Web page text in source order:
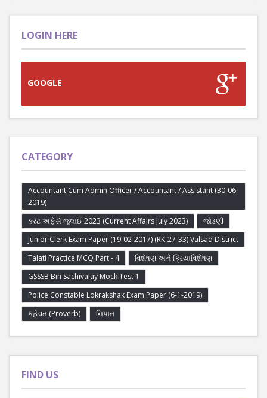
LOGIN HERE
GOOGLE
CATEGORY
Accountant Cum Admin Officer / Accountant / Assistant (30-06-
2019)
કરંટ અફેર્સ જુલાઈ 2023 (Current Affairs July 2023)
જોડણી
Junior Clerk Exam Paper (19-02-2017) (RK-27-33) Valsad District
Talati Practice MCQ Part - 4
વિશેષણ અને ક્રિયાવિશેષણ
GSSSB Bin Sachivalay Mock Test 1
Police Constable Lokrakshak Exam Paper (6-1-2019)
કહેવત (Proverb)
નિપાત
FIND US